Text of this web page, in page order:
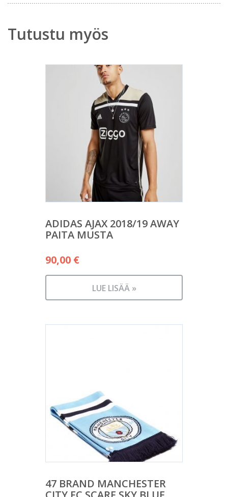
Tutustu myös
ADIDAS AJAX 2018/19 AWAY
PAITA MUSTA
90,00 €
LUE LISÄÄ »
47 BRAND MANCHESTER